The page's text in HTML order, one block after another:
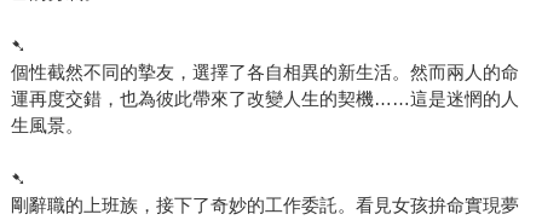
➷
個性截然不同的摯友，選擇了各自相異的新生活。然而兩人的命
運再度交錯，也為彼此帶來了改變人生的契機……這是迷惘的人
生風景。
➷
剛辭職的上班族，接下了奇妙的工作委託。看見女孩拚命實現夢